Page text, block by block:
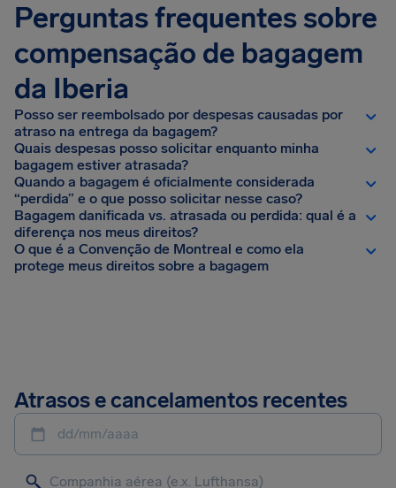
Perguntas frequentes sobre
compensação de bagagem
da Iberia
Posso ser reembolsado por despesas causadas por
atraso na entrega da bagagem?
Quais despesas posso solicitar enquanto minha
bagagem estiver atrasada?
Quando a bagagem é oficialmente considerada
“perdida” e o que posso solicitar nesse caso?
Bagagem danificada vs. atrasada ou perdida: qual é a
diferença nos meus direitos?
O que é a Convenção de Montreal e como ela
protege meus direitos sobre a bagagem
Atrasos e cancelamentos recentes
dd/mm/aaaa